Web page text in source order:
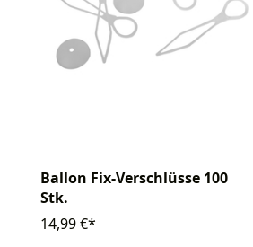
Ballon Fix-Verschlüsse 100
Stk.
14,99 €*